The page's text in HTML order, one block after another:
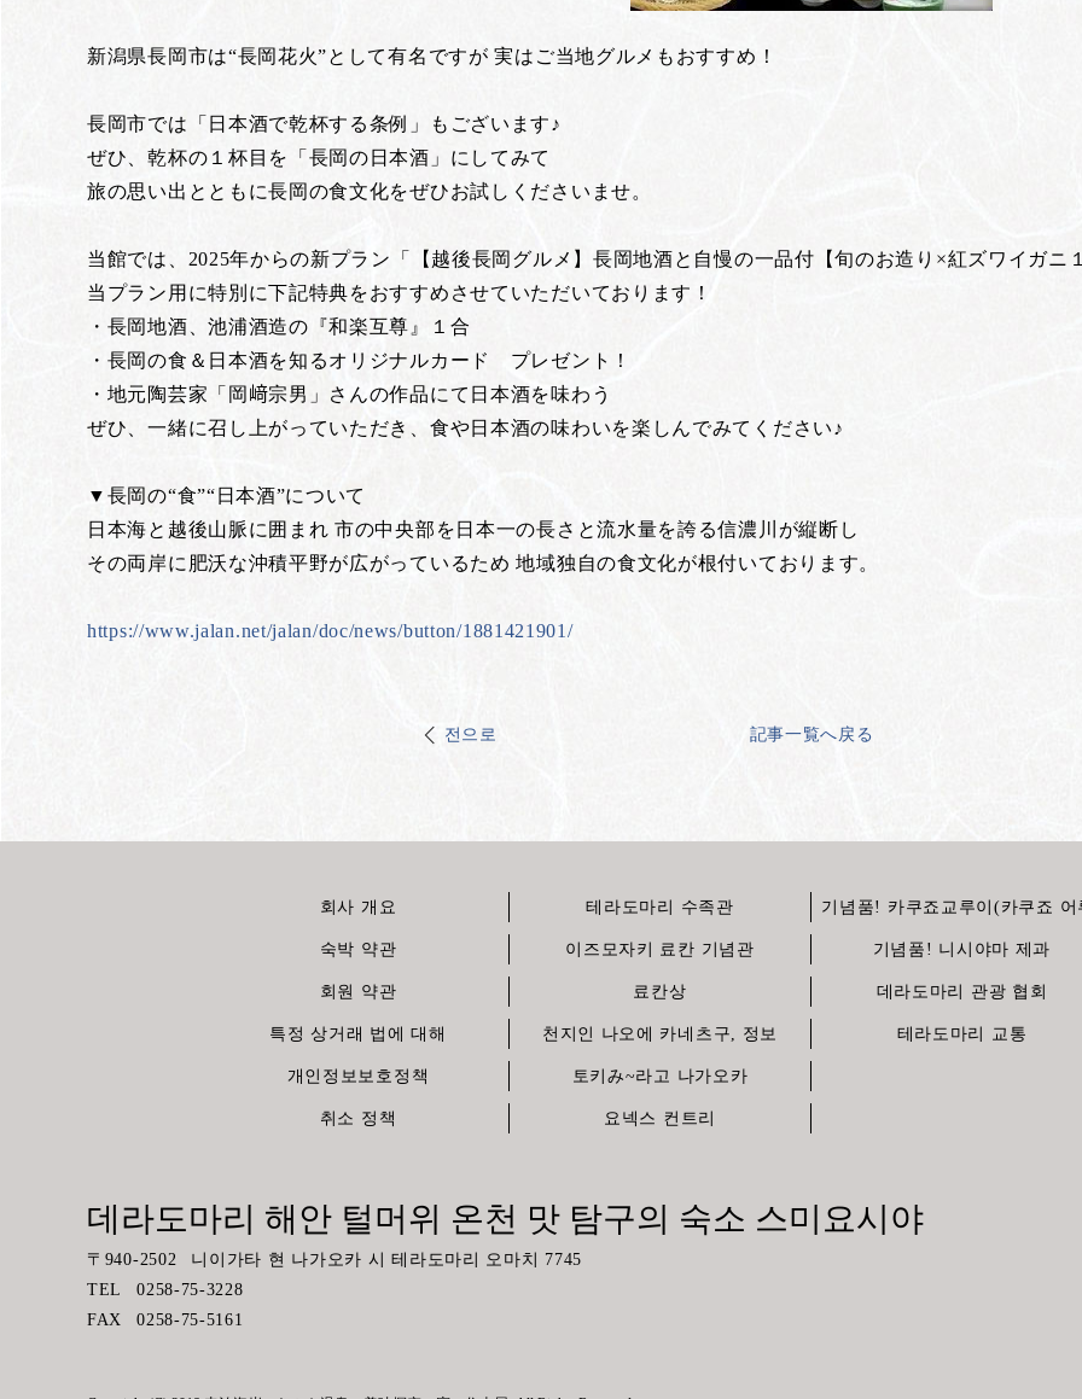
新潟県長岡市は“長岡花火”として有名ですが 実はご当地グルメもおすすめ！
長岡市では「日本酒で乾杯する条例」もございます♪
ぜひ、乾杯の１杯目を「長岡の日本酒」にしてみて
旅の思い出とともに長岡の食文化をぜひお試しくださいませ。
当館では、2025年からの新プラン「【越後長岡グルメ】長岡地酒と自慢の一品付【旬のお造り×紅ズワイガ
当プラン用に特別に下記特典をおすすめさせていただいております！
・長岡地酒、池浦酒造の『和楽互尊』１合
・長岡の食＆日本酒を知るオリジナルカード プレゼント！
・地元陶芸家「岡﨑宗男」さんの作品にて日本酒を味わう
ぜひ、一緒に召し上がっていただき、食や日本酒の味わいを楽しんでみてください♪
▼長岡の“食”“日本酒”について
日本海と越後山脈に囲まれ 市の中央部を日本一の長さと流水量を誇る信濃川が縦断し
その両岸に肥沃な沖積平野が広がっているため 地域独自の食文化が根付いております。
https://www.jalan.net/jalan/doc/news/button/1881421901/
전으로 記事一覧へ戻る
회사 개요
숙박 약관
회원 약관
특정 상거래 법에 대해
개인정보보호정책
취소 정책
테라도마리 수족관
이즈모자키 료칸 기념관
료칸상
천지인 나오에 카네츠구, 정보
토키み~라고 나가오카
요넥스 컨트리
기념품! 카쿠죠교루이(카쿠죠 어
기념품! 니시야마 제과
데라도마리 관광 협회
테라도마리 교통
데라도마리 해안 털머위 온천 맛 탐구의 숙소 스미요시야
〒 940-2502
니이가타 현 나가오카 시 테라도마리 오마치 7745
TEL
0258-75-3228
FAX
0258-75-5161